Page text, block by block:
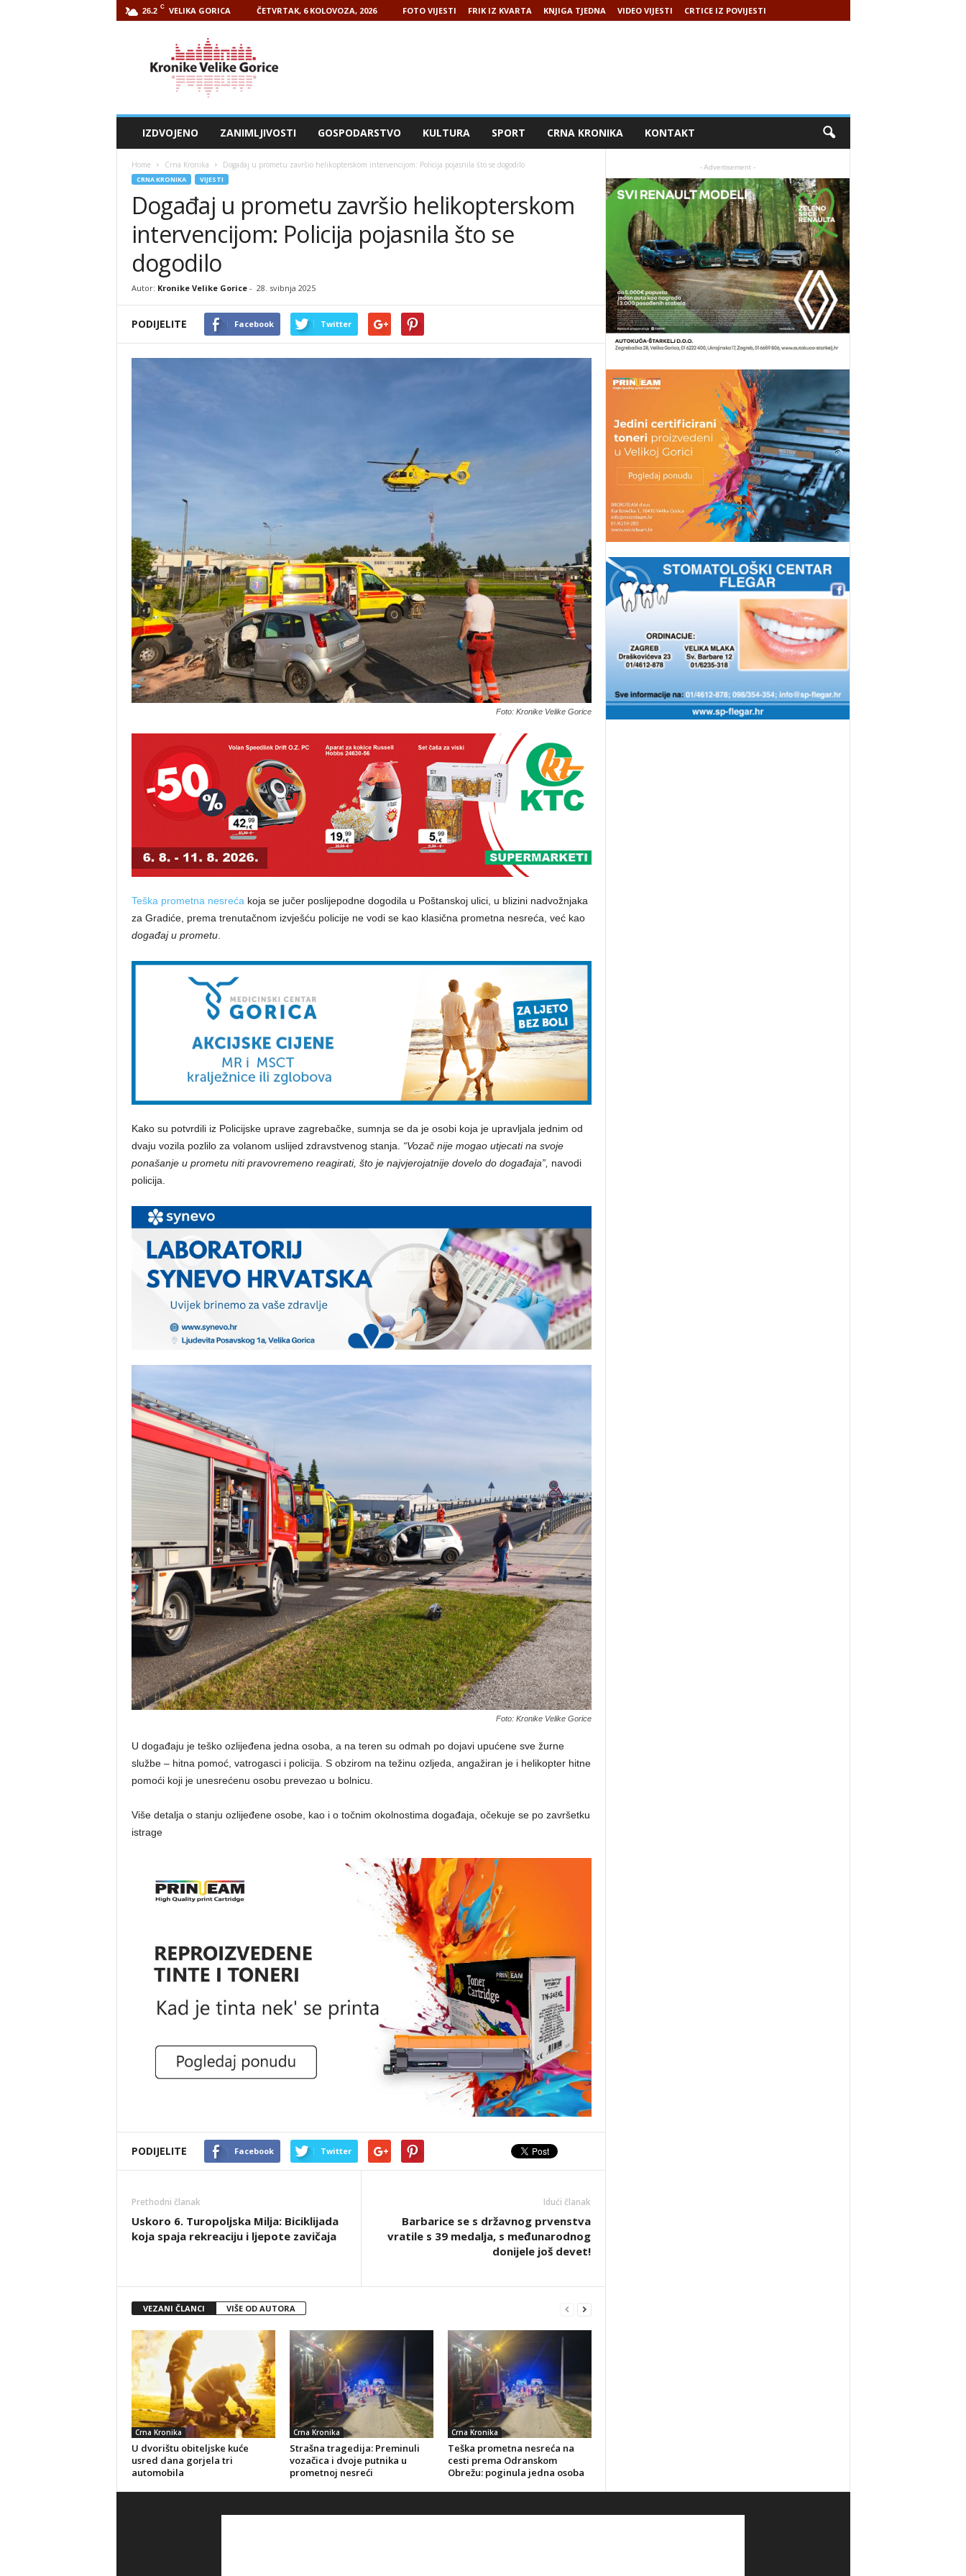
26.2 C VELIKA GORICA ČETVRTAK, 6 KOLOVOZA, 2026 FOTO VIJESTI FRIK IZ KVARTA KNJIGA TJEDNA VIDEO VIJESTI CRTICE IZ POVIJESTI
IZDVOJENO ZANIMLJIVOSTI GOSPODARSTVO KULTURA SPORT CRNA KRONIKA KONTAKT
Home Crna Kronika Događaj u prometu završio helikopterskom intervencijom: Policija pojasnila što se dogodilo
CRNA KRONIKA VIJESTI
Događaj u prometu završio helikopterskom
intervencijom: Policija pojasnila što se
dogodilo
Autor: Kronike Velike Gorice- 28. svibnja 2025
PODIJELITE Facebook Twitter
Foto: Kronike Velike Gorice
Teška prometna nesreća koja se jučer poslijepodne dogodila u Poštanskoj ulici, u blizini nadvožnjaka
za Gradiće, prema trenutačnom izvješću policije ne vodi se kao klasična prometna nesreća, već kao
događaj u prometu.
Kako su potvrdili iz Policijske uprave zagrebačke, sumnja se da je osobi koja je upravljala jednim od
dvaju vozila pozlilo za volanom uslijed zdravstvenog stanja. “Vozač nije mogao utjecati na svoje
ponašanje u prometu niti pravovremeno reagirati, što je najvjerojatnije dovelo do događaja”, navodi
policija.
Foto: Kronike Velike Gorice
U događaju je teško ozlijeđena jedna osoba, a na teren su odmah po dojavi upućene sve žurne
službe – hitna pomoć, vatrogasci i policija. S obzirom na težinu ozljeda, angažiran je i helikopter hitne
pomoći koji je unesrećenu osobu prevezao u bolnicu.
Više detalja o stanju ozlijeđene osobe, kao i o točnim okolnostima događaja, očekuje se po završetku
istrage
PODIJELITE Facebook Twitter
Prethodni članak
Uskoro 6. Turopoljska Milja: Biciklijada
koja spaja rekreaciju i ljepote zavičaja
Idući članak
Barbarice se s državnog prvenstva
vratile s 39 medalja, s međunarodnog
donijele još devet!
VEZANI ČLANCI VIŠE OD AUTORA
Crna Kronika
U dvorištu obiteljske kuće
usred dana gorjela tri
automobila
Crna Kronika
Strašna tragedija: Preminuli
vozačica i dvoje putnika u
prometnoj nesreći
Crna Kronika
Teška prometna nesreća na
cesti prema Odranskom
Obrežu: poginula jedna osoba
- Advertisement -